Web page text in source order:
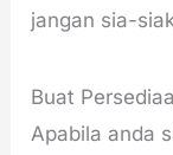
jangan sia-
Buat
Apabila anda